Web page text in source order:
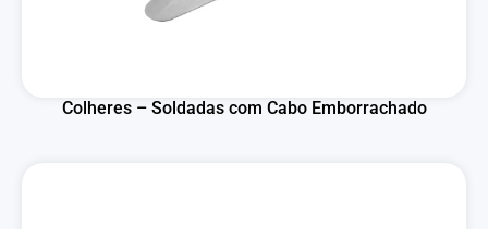
Colheres – Soldadas com Cabo Emborrachado